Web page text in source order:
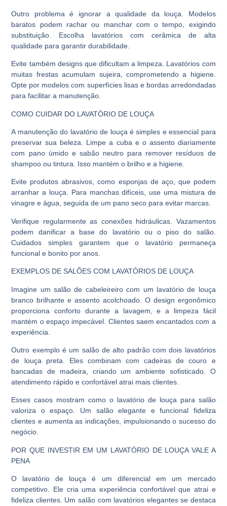
Outro problema é ignorar a qualidade da louça. Modelos
baratos podem rachar ou manchar com o tempo, exigindo
substituição. Escolha lavatórios com cerâmica de alta
qualidade para garantir durabilidade.
Evite também designs que dificultam a limpeza. Lavatórios com
muitas frestas acumulam sujeira, comprometendo a higiene.
Opte por modelos com superfícies lisas e bordas arredondadas
para facilitar a manutenção.
COMO CUIDAR DO LAVATÓRIO DE LOUÇA
A manutenção do lavatório de louça é simples e essencial para
preservar sua beleza. Limpe a cuba e o assento diariamente
com pano úmido e sabão neutro para remover resíduos de
shampoo ou tintura. Isso mantém o brilho e a higiene.
Evite produtos abrasivos, como esponjas de aço, que podem
arranhar a louça. Para manchas difíceis, use uma mistura de
vinagre e água, seguida de um pano seco para evitar marcas.
Verifique regularmente as conexões hidráulicas. Vazamentos
podem danificar a base do lavatório ou o piso do salão.
Cuidados simples garantem que o lavatório permaneça
funcional e bonito por anos.
EXEMPLOS DE SALÕES COM LAVATÓRIOS DE LOUÇA
Imagine um salão de cabeleireiro com um lavatório de louça
branco brilhante e assento acolchoado. O design ergonômico
proporciona conforto durante a lavagem, e a limpeza fácil
mantém o espaço impecável. Clientes saem encantados com a
experiência.
Outro exemplo é um salão de alto padrão com dois lavatórios
de louça preta. Eles combinam com cadeiras de couro e
bancadas de madeira, criando um ambiente sofisticado. O
atendimento rápido e confortável atrai mais clientes.
Esses casos mostram como o lavatório de louça para salão
valoriza o espaço. Um salão elegante e funcional fideliza
clientes e aumenta as indicações, impulsionando o sucesso do
negócio.
POR QUE INVESTIR EM UM LAVATÓRIO DE LOUÇA VALE A
PENA
O lavatório de louça é um diferencial em um mercado
competitivo. Ele cria uma experiência confortável que atrai e
fideliza clientes. Um salão com lavatórios elegantes se destaca